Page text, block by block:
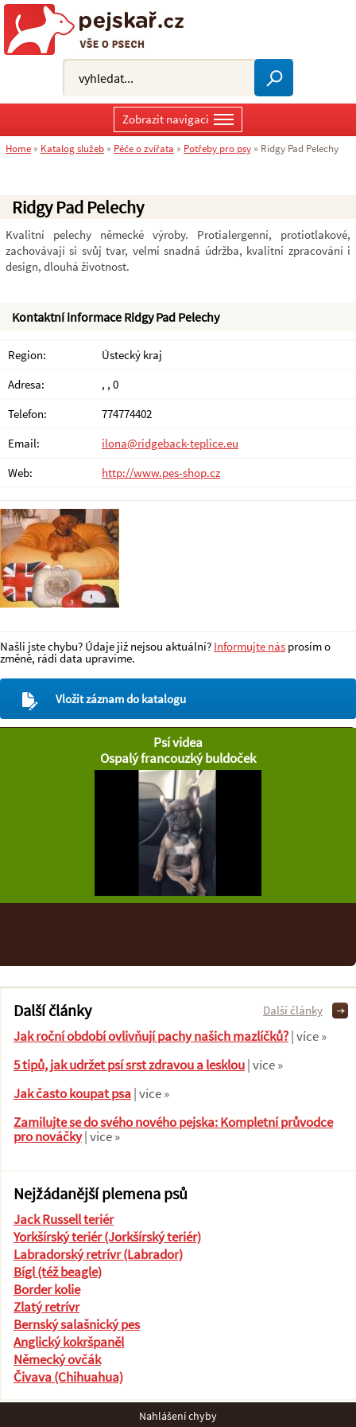
Ridgy Pad Pelechy
Kvalitní pelechy německé výroby. Protialergenní, protiotlakové,
zachovávají si svůj tvar, velmi snadná údržba, kvalitní zpracování i
design, dlouhá životnost.
Kontaktní informace Ridgy Pad Pelechy
Region:
Ústecký kraj
Adresa:
, , 0
Telefon:
774774402
Email:
ilona@ridgeback-teplice.eu
Web:
http://www.pes-shop.cz
Našli jste chybu? Údaje již nejsou aktuální? Informujte nás prosím o
změně, rádi data upravíme.
Vložit záznam do katalogu
Psí videa
Ospalý francouzký buldoček
Další články
Jak roční období ovlivňují pachy našich mazlíčků?| více »
5 tipů, jak udržet psí srst zdravou a lesklou| více »
Jak často koupat psa| více »
Zamilujte se do svého nového pejska: Kompletní průvodce
pro nováčky| více »
Další články
Nejžádanější plemena psů
Jack Russell teriér
Yorkšírský teriér (Jorkšírský teriér)
Labradorský retrívr (Labrador)
Bígl (též beagle)
Border kolie
Zlatý retrívr
Bernský salašnický pes
Anglický kokršpaněl
Německý ovčák
Čivava (Chihuahua)
Zobrazit navigaci
Home » Katalog služeb » Péče o zvířata » Potřeby pro psy » Ridgy Pad Pelechy
Nahlášení chyby